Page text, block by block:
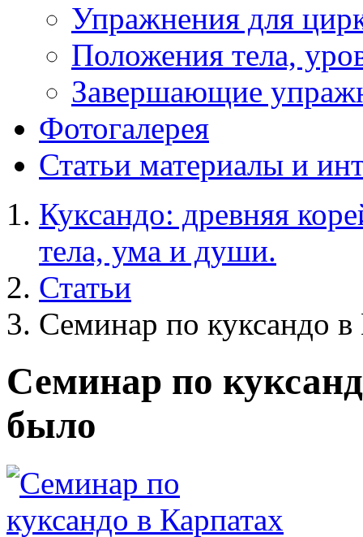
Упражнения для
Положения тела,
Завершающие
Фотогалерея
Статьи материалы и
Куксандо: древняя
тела, ума и души.
Статьи
Семинар по куксандо в
Семинар по
было